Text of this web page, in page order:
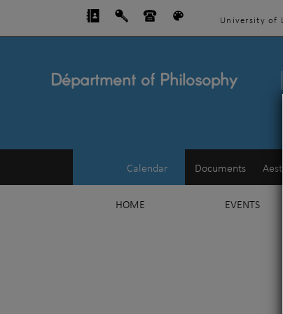
University of
Départment of Philosophy
Calendar Documents
HOME EVENTS